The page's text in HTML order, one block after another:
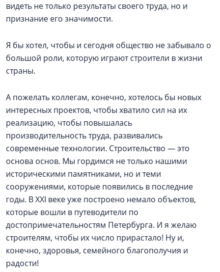
видеть не только результаты своего труда, но и
признание его значимости.
Я бы хотел, чтобы и сегодня общество не забывало о
большой роли, которую играют строители в жизни
страны.
А пожелать коллегам, конечно, хотелось бы новых
интересных проектов, чтобы хватило сил на их
реализацию, чтобы повышалась
производительность труда, развивались
современные технологии. Строительство — это
основа основ. Мы гордимся не только нашими
историческими памятниками, но и теми
сооружениями, которые появились в последние
годы. В XXI веке уже построено немало объектов,
которые вошли в путеводители по
достопримечательностям Петербурга. И я желаю
строителям, чтобы их число прирастало! Ну и,
конечно, здоровья, семейного благополучия и
радости!